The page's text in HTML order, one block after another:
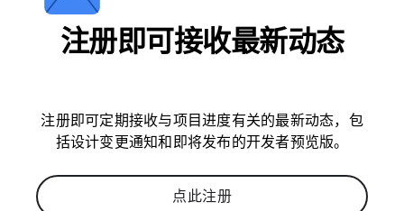
注册即可接收最新动态
注册即可定期接收与项目进度有关的最新动态，包
括设计变更通知和即将发布的开发者预览版。
点此注册